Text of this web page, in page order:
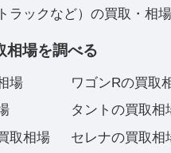
ラックなど）の買取・相
相場を調べる
場
取相場
ワゴンRの買取
タントの買取相
セレナの買取相